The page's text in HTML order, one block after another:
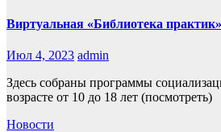
Виртуальная «Библиотека практик»
Июл 4, 2023 admin
Здесь собраны программы
возрасте от 10 до 18 лет (посмотреть)
Новости